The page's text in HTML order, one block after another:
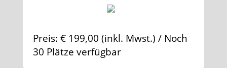
Preis: € 199,00 (inkl. Mwst.) / Noch
30 Plätze verfügbar